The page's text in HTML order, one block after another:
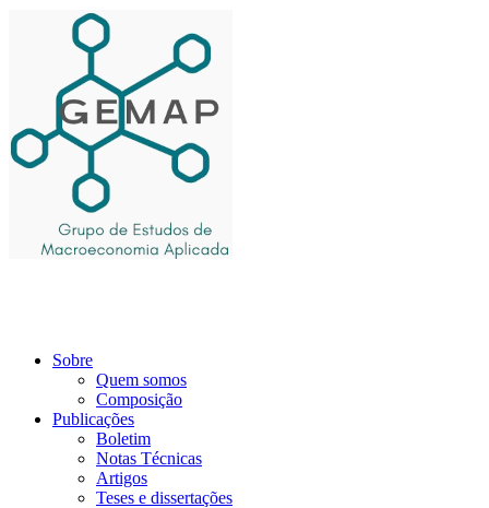
Sobre
Quem somos
Composição
Publicações
Boletim
Notas Técnicas
Artigos
Teses e dissertações